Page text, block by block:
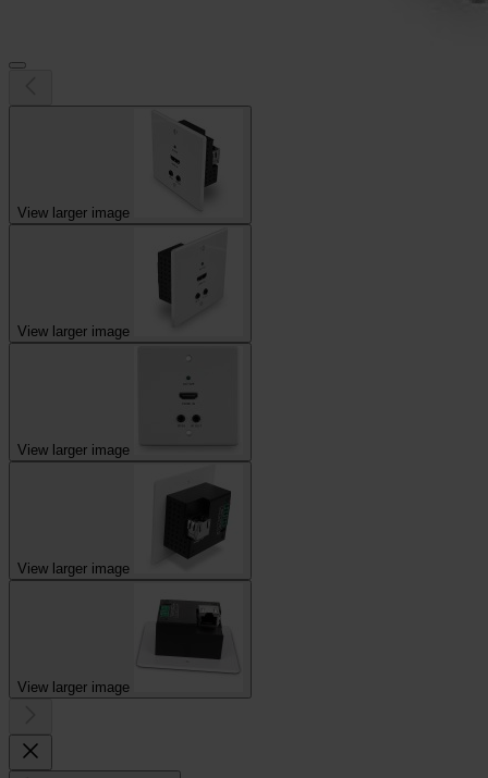
View larger image
View larger image
View larger image
View larger image
View larger image